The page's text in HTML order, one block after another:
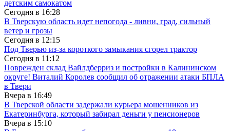
детским самокатом
Сегодня в 16:28
В Тверскую область идет непогода - ливни, град, сильный
ветер и грозы
Сегодня в 12:15
Под Тверью из-за короткого замыкания сгорел трактор
Сегодня в 11:12
Поврежден склад Вайлдберриз и постройки в Калининском
округе! Виталий Королев сообщил об отражении атаки БПЛА
в Твери
Вчера в 16:49
В Тверской области задержали курьера мошенников из
Екатеринбурга, который забирал деньги у пенсионеров
Вчера в 15:10